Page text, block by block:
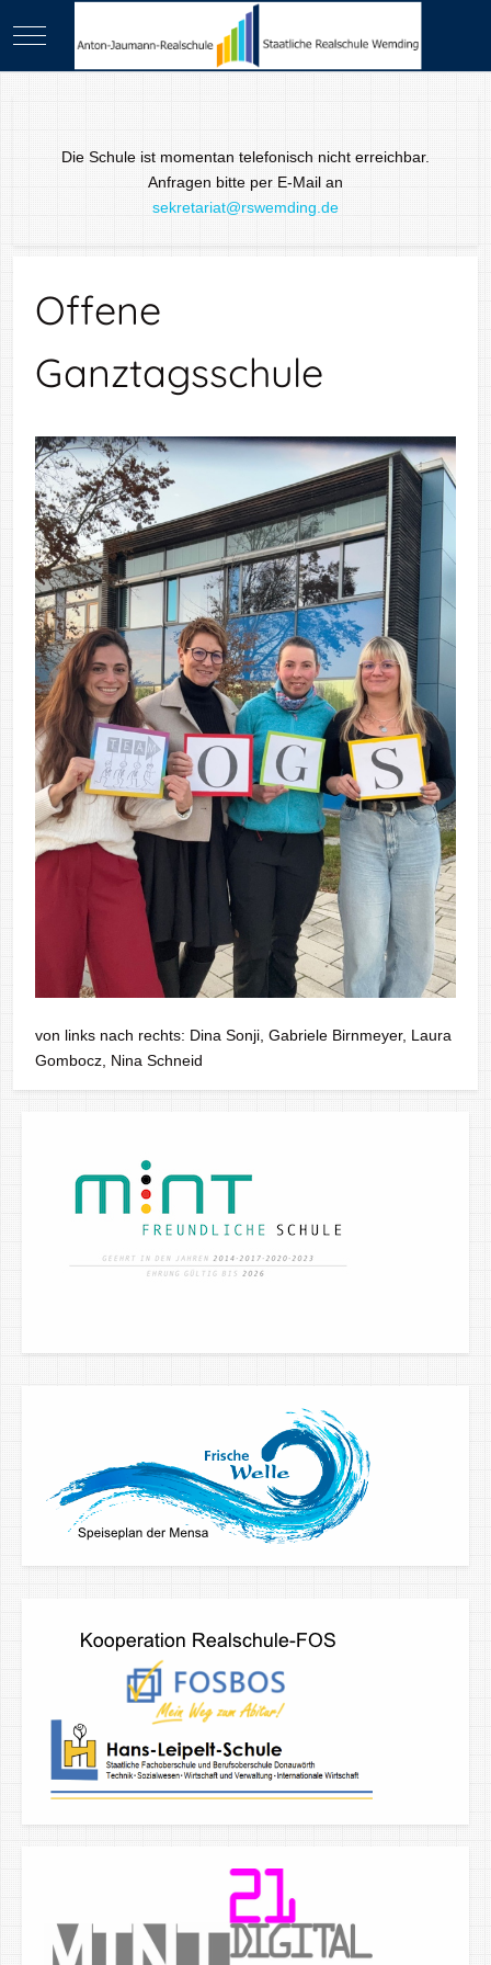
Mobile Menu Toggle
Die Schule ist momentan telefonisch nicht erreichbar.
Anfragen bitte per E-Mail an
sekretariat@rswemding.de
Offene
Ganztagsschule
von links nach rechts: Dina Sonji, Gabriele Birnmeyer, Laura
Gombocz, Nina Schneid